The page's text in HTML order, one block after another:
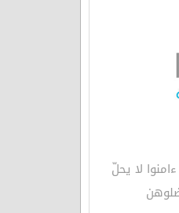
الذين ءامنوا لا يحلّ